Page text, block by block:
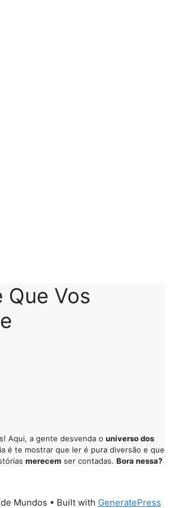
Que Vos
Aqui, a gente desvenda o universo dos
é te mostrar que ler é pura diversão e que
merecem ser contadas. Bora nessa?
Mundos • Built with GeneratePress